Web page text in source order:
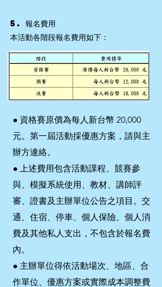
5. 報名費用
本活動各階段報名費用如下：
​● 資格賽原價為每人新台幣 20,000
元。第一屆活動採優惠方案，請與主
辦方連絡。
● 上述費用包含活動課程、競賽參
與、模擬系統使用、教材、講師評
審、證書及主辦單位公告之項目。交
通、住宿、停車、個人保險、個人消
費及其他私人支出，不包含於報名費
內。
● 主辦單位得依活動場次、地區、合
作單位、優惠方案或實際成本調整費